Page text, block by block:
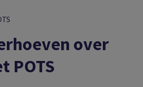
over
POTS